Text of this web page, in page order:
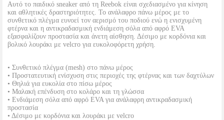
Αυτό το παιδικό sneaker από τη Reebok είναι σχεδιασμένο για κίνηση
και αθλητικές δραστηριότητες. Το ανάλαφρο πάνω μέρος με το
συνθετικό πλέγμα ευνοεί τον αερισμό του ποδιού ενώ η ενισχυμένη
φτέρνα και η αντικραδασμική ενδιάμεση σόλα από αφρό EVA
εξασφαλίζουν προστασία και άνετη αίσθηση. Δέσιμο με κορδόνια και
βολικό λουράκι με velcro για ευκολοφόρετη χρήση.
• Συνθετικό πλέγμα (mesh) στο πάνω μέρος
• Προστατευτική ενίσχυση στις περιοχές της φτέρνας και των δαχτύλων
• Θηλιά για ευκολία στο πίσω μέρος
• Μαλακή επένδυση στο κολάρο και τη γλώσσα
• Ενδιάμεση σόλα από αφρό EVA για ανάλαφρη αντικραδασμική
προστασία
• Δέσιμο με κορδόνια και λουράκι με velcro